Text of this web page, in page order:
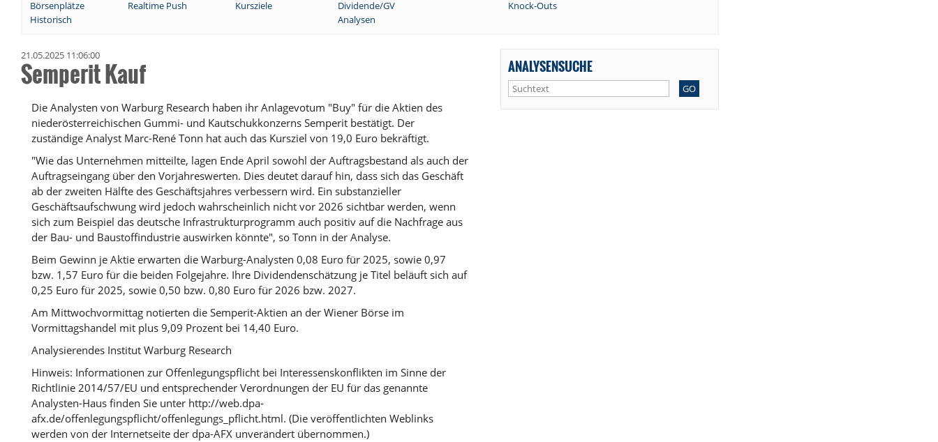
Börsenplätze
Realtime Push Kursziele Dividende/GV
Knock-Outs
Historisch
Analysen
21.05.2025 11:06:00
Semperit Kauf
Die Analysten von Warburg Research haben ihr Anlagevotum "Buy" für die Aktien des
niederösterreichischen Gummi- und Kautschukkonzerns Semperit bestätigt. Der
zuständige Analyst Marc-René Tonn hat auch das Kursziel von 19,0 Euro bekräftigt.
"Wie das Unternehmen mitteilte, lagen Ende April sowohl der Auftragsbestand als auch der
Auftragseingang über den Vorjahreswerten. Dies deutet darauf hin, dass sich das Geschäft
ab der zweiten Hälfte des Geschäftsjahres verbessern wird. Ein substanzieller
Geschäftsaufschwung wird jedoch wahrscheinlich nicht vor 2026 sichtbar werden, wenn
sich zum Beispiel das deutsche Infrastrukturprogramm auch positiv auf die Nachfrage aus
der Bau- und Baustoffindustrie auswirken könnte", so Tonn in der Analyse.
Beim Gewinn je Aktie erwarten die Warburg-Analysten 0,08 Euro für 2025, sowie 0,97
bzw. 1,57 Euro für die beiden Folgejahre. Ihre Dividendenschätzung je Titel beläuft sich auf
0,25 Euro für 2025, sowie 0,50 bzw. 0,80 Euro für 2026 bzw. 2027.
Am Mittwochvormittag notierten die Semperit-Aktien an der Wiener Börse im
Vormittagshandel mit plus 9,09 Prozent bei 14,40 Euro.
Analysierendes Institut Warburg Research
Hinweis: Informationen zur Offenlegungspflicht bei Interessenskonflikten im Sinne der
Richtlinie 2014/57/EU und entsprechender Verordnungen der EU für das genannte
Analysten-Haus finden Sie unter http://web.dpa-
afx.de/offenlegungspflicht/offenlegungs_pflicht.html. (Die veröffentlichten Weblinks
werden von der Internetseite der dpa-AFX unverändert übernommen.)
ANALYSENSUCHE
GO